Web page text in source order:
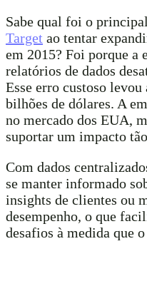
Sabe qual foi o principal
Target ao tentar
em 2015? Foi porque a
relatórios de dados
Esse erro custoso
bilhões de dólares. A
no mercado dos EUA,
suportar um impacto
Com dados
se manter informado
insights de clientes ou
desempenho, o que
desafios à medida que